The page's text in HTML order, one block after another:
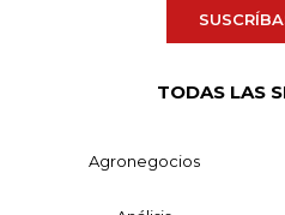
TODAS LAS
Agronegocios